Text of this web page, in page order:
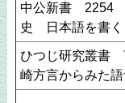
中公新書 2254
史 日本語を書く
ひつじ研究叢書
崎方言からみた